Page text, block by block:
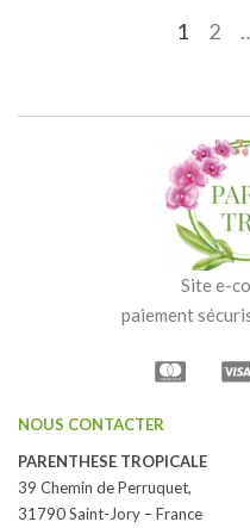
1 2
Site e-
paiement
NOUS CONTACTER
PARENTHESE TROPICALE
39 Chemin de Perruquet,
31790 Saint-Jory – France